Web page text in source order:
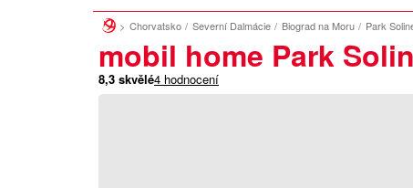
Chorvatsko Severní Dalmácie Biograd na Moru Park
mobil home Park
8,3 skvělé4 hodnocení